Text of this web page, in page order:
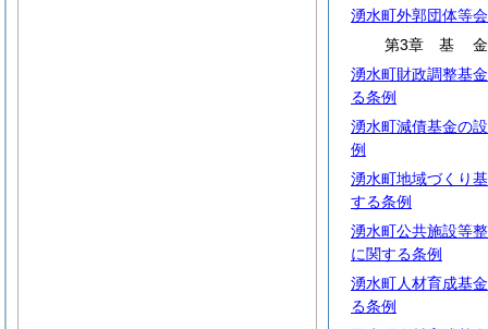
湧水町外郭団体等
第3章 基金
湧水町財政調整基
る条例
湧水町減債基金の
例
湧水町地域づくり
する条例
湧水町公共施設等
に関する条例
湧水町人材育成基
る条例